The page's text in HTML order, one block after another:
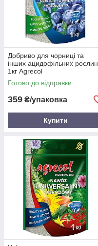
Добриво для чорниці та
інших ацидофільних рослин
1кг Agrecol
Готово до відправки
359 ₴/упаковка
Купити